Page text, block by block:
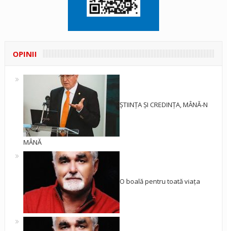
OPINII
ȘTIINȚA ȘI CREDINȚA, MÂNĂ-N
MÂNĂ
O boală pentru toată viața